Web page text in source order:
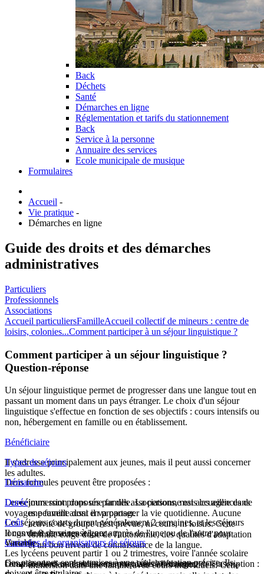
Back
Déchets
Santé
Démarches en ligne
Réglementation et tarifs du stationnement
Back
Service à la personne
Annuaire des services
Ecole municipale de musique
Formulaires
Accueil -
Vie pratique -
Démarches en ligne
Guide des droits et des démarches
administratives
Particuliers
Professionnels
Associations
Accueil particuliersFamilleAccueil collectif de mineurs : centre de
loisirs, colonies...Comment participer à un séjour linguistique ?
Comment participer à un séjour linguistique ?
Question-réponse
Un séjour linguistique permet de progresser dans une langue tout en
passant un moment dans un pays étranger. Le choix d'un séjour
linguistique s'effectue en fonction de ses objectifs : cours intensifs ou
non, hébergement en famille ou en établissement.
Bénéficiaire
Il s'adresse principalement aux jeunes, mais il peut aussi concerner
les adultes.
Types de séjours
Trois formules peuvent être proposées :
immersion dans une famille. La personne est accueillie dans
une famille dont il va partager la vie quotidienne. Aucune
activité de groupe n'est prévue, ni cours, ni loisirs. Cette
formule exige donc de l'autonomie, des qualités d'adaptation
et un bon niveau de connaissance de la langue.
immersion dans une famille avec cours individuels. Cette
Démarche
Les séjours sont proposés par des associations, mais les agences de
voyages peuvent aussi en proposer.
Il convient de se renseigner auprès de l'une ou de l'autre pour
s'inscrire.
Deux sortes d'assurances sont proposées au moment de l'inscription :
Durée
Les séjours courts durent généralement 2 semaines, et les séjours
longs de 8 semaines à 1 an.
Les lycéens peuvent partir 1 ou 2 trimestres, voire l'année scolaire
complète dans un établissement scolaire à l'étranger.
Coût
Variable
Garanties des organisateurs de séjours
Ces personnes sont soumises à une réglementation précise. Ils